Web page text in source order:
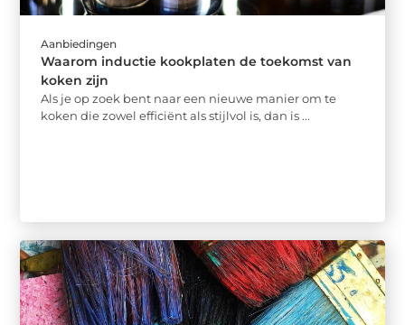
Aanbiedingen
Waarom inductie kookplaten de toekomst van
koken zijn
Als je op zoek bent naar een nieuwe manier om te
koken die zowel efficiënt als stijlvol is, dan is ...